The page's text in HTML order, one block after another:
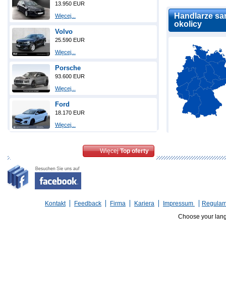
13.950 EUR
Więcej...
Volvo
25.590 EUR
Więcej...
Porsche
93.600 EUR
Więcej...
Ford
18.170 EUR
Więcej...
WięcejTop oferty
Handlarze
okolicy
Kontakt Feedback Firma Kariera Impressum
Choose your